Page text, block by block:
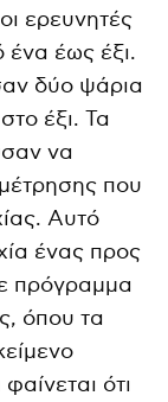
ερευνητές
ένα έως έξι.
δύο ψάρια
έξι. Τα
να
που
Αυτό
ένας προς
πρόγραμμα
όπου τα
ότι